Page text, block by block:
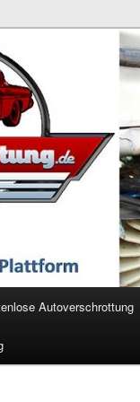
Autoverschrottung